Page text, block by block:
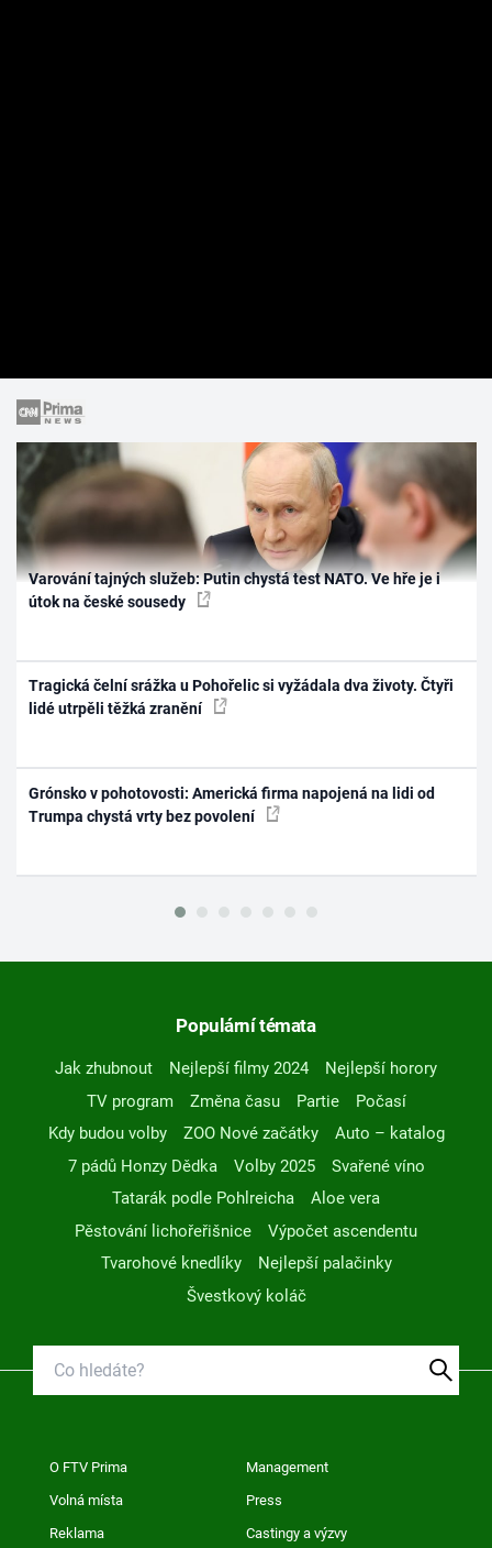
Varování tajných služeb: Putin chystá test NATO. Ve hře je i
útok na české sousedy
Tragická čelní srážka u Pohořelic si vyžádala dva životy. Čtyři
lidé utrpěli těžká zranění
Grónsko v pohotovosti: Americká firma napojená na lidi od
Trumpa chystá vrty bez povolení
Populární témata
Jak zhubnout Nejlepší filmy 2024
Nejlepší horory
TV program
Změna času Partie
Počasí
Kdy budou volby
ZOO Nové začátky
Auto – katalog
7 pádů Honzy Dědka
Volby 2025
Svařené víno
Tatarák podle Pohlreicha
Aloe vera
Pěstování lichořeřišnice
Výpočet ascendentu
Tvarohové knedlíky
Nejlepší palačinky
Švestkový koláč
O FTV Prima Management
Volná místa Press
Reklama Castingy a výzvy